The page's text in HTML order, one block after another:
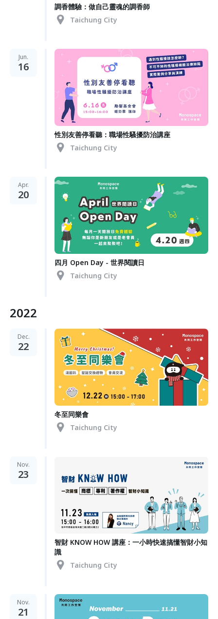
調香體驗：做自己靈魂的調香師
Taichung City
Jun.
16
性別友善停看聽：職場性騷擾防治講座
Taichung City
Apr.
20
四月 Open Day - 世界閱讀日
Taichung City
2022
Dec.
22
冬至同樂會
Taichung City
Nov.
23
智財 KNOW HOW 講座：一小時快速搞懂智財小知
識
Taichung City
Nov.
21